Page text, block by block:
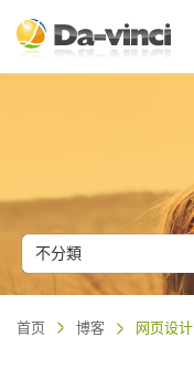
不分類
首页 博客 网页设计